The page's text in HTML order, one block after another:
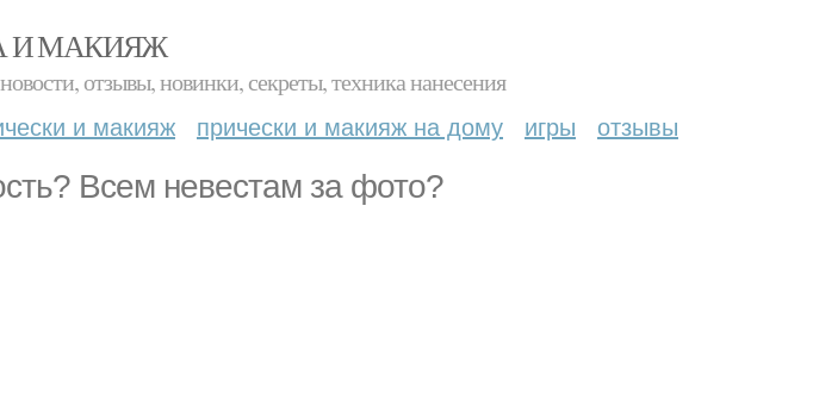
И МАКИЯЖ
отзывы, новинки, секреты, техника нанесения
и макияж прически и макияж на дому игры отзывы
Всем невестам за фото?